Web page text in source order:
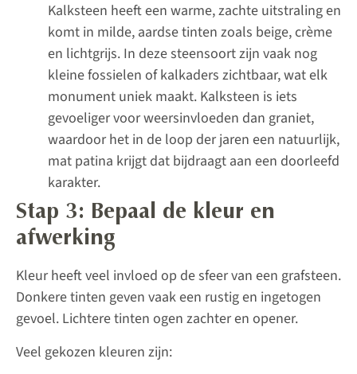
Kalksteen heeft een warme, zachte uitstraling en
komt in milde, aardse tinten zoals beige, crème
en lichtgrijs. In deze steensoort zijn vaak nog
kleine fossielen of kalkaders zichtbaar, wat elk
monument uniek maakt. Kalksteen is iets
gevoeliger voor weersinvloeden dan graniet,
waardoor het in de loop der jaren een natuurlijk,
mat patina krijgt dat bijdraagt aan een doorleefd
karakter.
Stap 3: Bepaal de kleur en
afwerking
Kleur heeft veel invloed op de sfeer van een grafsteen.
Donkere tinten geven vaak een rustig en ingetogen
gevoel. Lichtere tinten ogen zachter en opener.
Veel gekozen kleuren zijn: